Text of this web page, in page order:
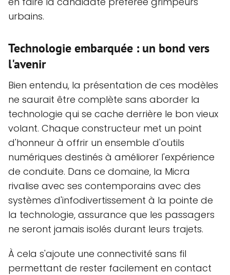
urbains.
Technologie embarquée : un bond vers
l'avenir
Bien entendu, la présentation de ces modèles
ne saurait être complète sans aborder la
technologie qui se cache derrière le bon vieux
volant. Chaque constructeur met un point
d'honneur à offrir un ensemble d'outils
numériques destinés à améliorer l'expérience
de conduite. Dans ce domaine, la Micra
rivalise avec ses contemporains avec des
systèmes d'infodivertissement à la pointe de
la technologie, assurance que les passagers
ne seront jamais isolés durant leurs trajets.
À cela s'ajoute une connectivité sans fil
permettant de rester facilement en contact